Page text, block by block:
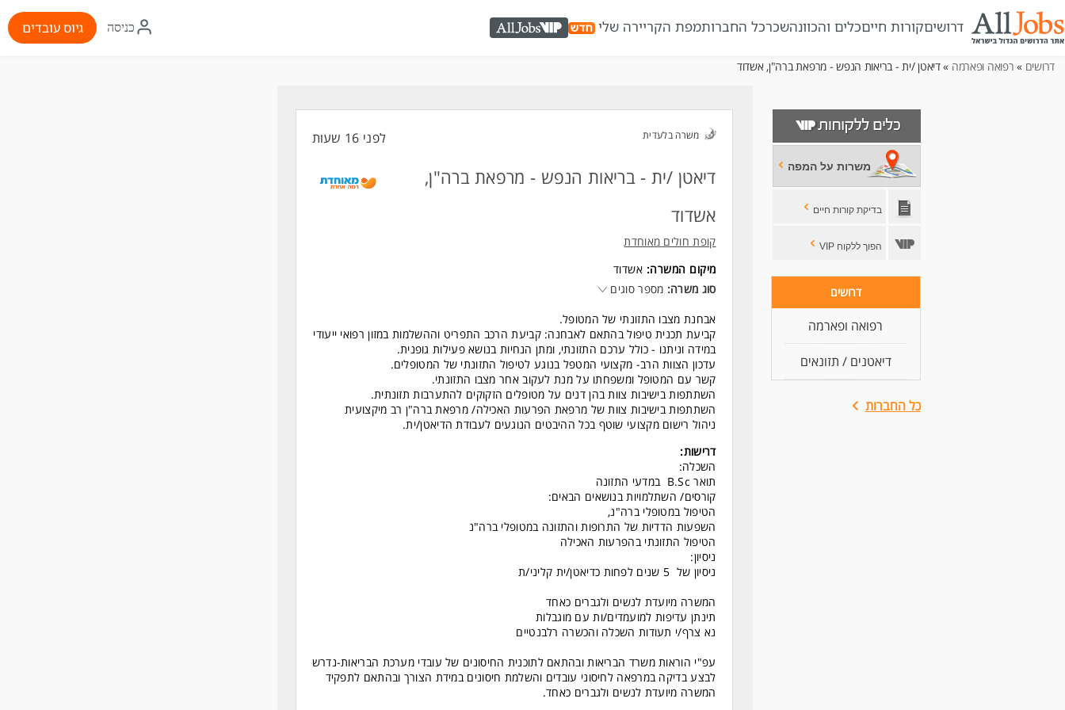
דרושיםקורות חייםכלים והכוונהשכרכל החברותמפת הקריירה שלי AllJobs VIP
איקון
התחברות
כניסה גיוס עובדים
דרושים » רפואה ופארמה » דיאטן /ית - בריאות הנפש - מרפאת ברה"ן, אשדוד
משרות על המפה
בדיקת קורות חיים
הפוך ללקוח VIP
דרושים
רפואה ופארמה
דיאטנים / תזונאים
כל החברות
משרה בלעדית לפני 16 שעות
דיאטן /ית - בריאות הנפש - מרפאת ברה"ן,
אשדוד
קופת חולים מאוחדת
מיקום המשרה: אשדוד
סוג משרה: מספר סוגים
אבחנת מצבו התזונתי של המטופל.
קביעת תכנית טיפול בהתאם לאבחנה: קביעת הרכב התפריט וההשלמות במזון רפואי ייעודי
במידה וניתנו - כולל ערכם התזונתי, ומתן הנחיות בנושא פעילות גופנית.
עדכון הצוות הרב- מקצועי המטפל בנוגע לטיפול התזונתי של המטופלים.
קשר עם המטופל ומשפחתו על מנת לעקוב אחר מצבו התזונתי.
השתתפות בישיבות צוות בהן דנים על מטופלים הזקוקים להתערבות תזונתית.
השתתפות בישיבות צוות של מרפאת הפרעות האכילה/ מרפאת ברה"ן רב מיקצועית
ניהול רישום מקצועי שוטף בכל ההיבטים הנוגעים לעבודת הדיאטן/ית.
דרישות:
השכלה:
תואר B.Sc במדעי התזונה
קורסים/ השתלמויות בנושאים הבאים:
הטיפול במטופלי ברה"נ,
השפעות הדדיות של התרופות והתזונה במטופלי ברה"נ
הטיפול התזונתי בהפרעות האכילה
ניסיון:
ניסיון של 5 שנים לפחות כדיאטן/ית קליני/ת
המשרה מיועדת לנשים ולגברים כאחד
תינתן עדיפות למועמדים/ות עם מוגבלות
נא צרף/י תעודות השכלה והכשרה רלבנטיים
עפ"י הוראות משרד הבריאות ובהתאם לתוכנית החיסונים של עובדי מערכת הבריאות-נדרש
לבצע בדיקה במרפאה לחיסוני עובדים והשלמת חיסונים במידת הצורך ובהתאם לתפקיד
המשרה מיועדת לנשים ולגברים כאחד.